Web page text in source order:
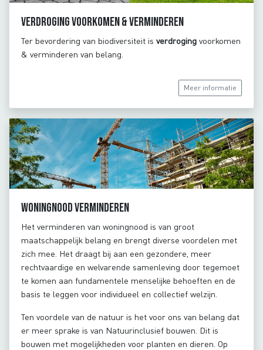
Verdroging voorkomen & verminderen
Ter bevordering van biodiversiteit is verdroging voorkomen
& verminderen van belang.
Meer informatie
Woningnood verminderen
Het verminderen van woningnood is van groot
maatschappelijk belang en brengt diverse voordelen met
zich mee. Het draagt bij aan een gezondere, meer
rechtvaardige en welvarende samenleving door tegemoet
te komen aan fundamentele menselijke behoeften en de
basis te leggen voor individueel en collectief welzijn.
Ten voordele van de natuur is het voor ons van belang dat
er meer sprake is van Natuurinclusief bouwen. Dit is
bouwen met mogelijkheden voor planten en dieren. Op